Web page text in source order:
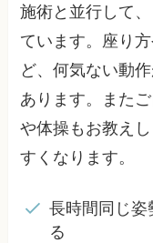
施術と並行して
ています。座り
ど、何気ない動
あります。また
や体操もお教え
すくなります。
長時間同じ姿
る